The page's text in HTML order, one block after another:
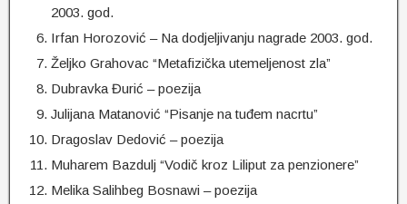
2003. god.
Irfan Horozović – Na dodjeljivanju nagrade 2003. god.
Željko Grahovac “Metafizička utemeljenost zla”
Dubravka Đurić – poezija
Julijana Matanović “Pisanje na tuđem nacrtu”
Dragoslav Dedović – poezija
Muharem Bazdulj “Vodič kroz Liliput za penzionere”
Melika Salihbeg Bosnawi – poezija